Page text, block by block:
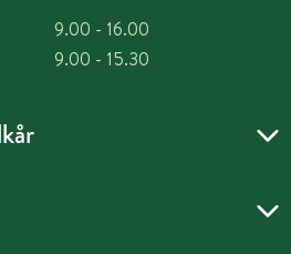
9.00 - 16.00
9.00 - 15.30